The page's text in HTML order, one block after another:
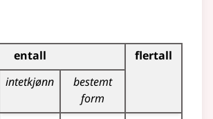
for dette adjektivet
entall
flertall
intetkjønn
bestemt
form